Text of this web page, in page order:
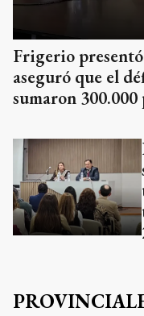
Frigerio
aseguró que el
sumaron